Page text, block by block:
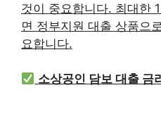
것이 중요합니다. 최대한
면 정부지원 대출 상품으
요합니다.
소상공인 담보 대출 금